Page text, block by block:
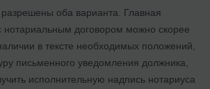
разрешены оба варианта. Главная
нотариальным договором можно скорее
в тексте необходимых положений,
письменного уведомления должника,
исполнительную надпись нотариуса